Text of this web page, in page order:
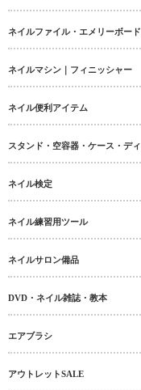
ネイルマシン｜フィニッシャー
ネイル便利アイテム
ネイル検定
ネイル練習用ツール
ネイルサロン備品
DVD・ネイル雑誌・教本
エアブラシ
アウトレットSALE